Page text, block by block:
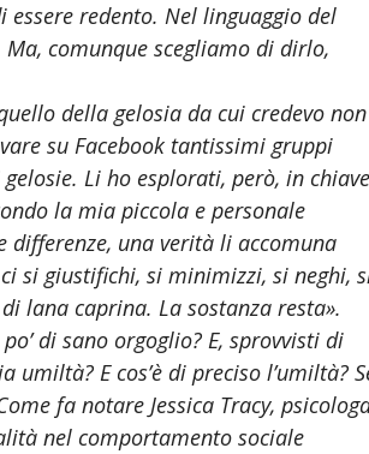
redento. Nel linguaggio del
comunque scegliamo di dirlo,
della gelosia da cui credevo non
su Facebook tantissimi gruppi
Li ho esplorati, però, in
la mia piccola e personale
differenze, una verità li accomuna
si giustifichi, si minimizzi, si neghi,
lana caprina. La sostanza resta».
di sano orgoglio? E, sprovvisti di
E cos’è di preciso l’umiltà?
fa notare Jessica Tracy,
nel comportamento sociale